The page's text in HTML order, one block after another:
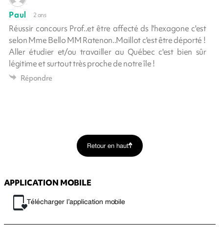
Paul 2 ans
Réussir concours Prof..et être affecté ds l'hexagone c'est
selon Mme Bello MM Ratenon..Maillot c'est être déporté !
Aller étudier et/ou travailler au Québec c'est bien sûr
légitime et surtout très proche de notre île !
Répondre
Retour en haut
APPLICATION MOBILE
Télécharger l’application mobile